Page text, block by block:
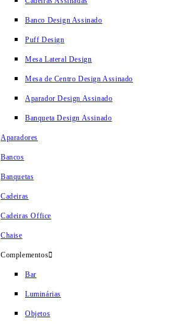
Banco Design Assinado
Puff Design
Mesa Lateral Design
Mesa de Centro Design Assinado
Aparador Design Assinado
Banqueta Design Assinado
Aparadores
Bancos
Banquetas
Cadeiras
Cadeiras Office
Chaise
Complementos
Bar
Luminárias
Objetos